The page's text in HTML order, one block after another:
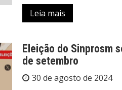
Leia mais
Eleição do Sinprosm
de setembro
30 de agosto de 2024